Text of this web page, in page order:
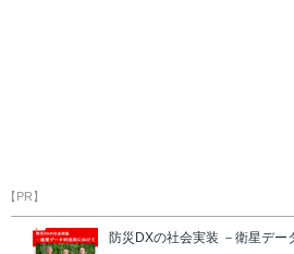
【PR】
防災DXの社会実装 －衛星デー